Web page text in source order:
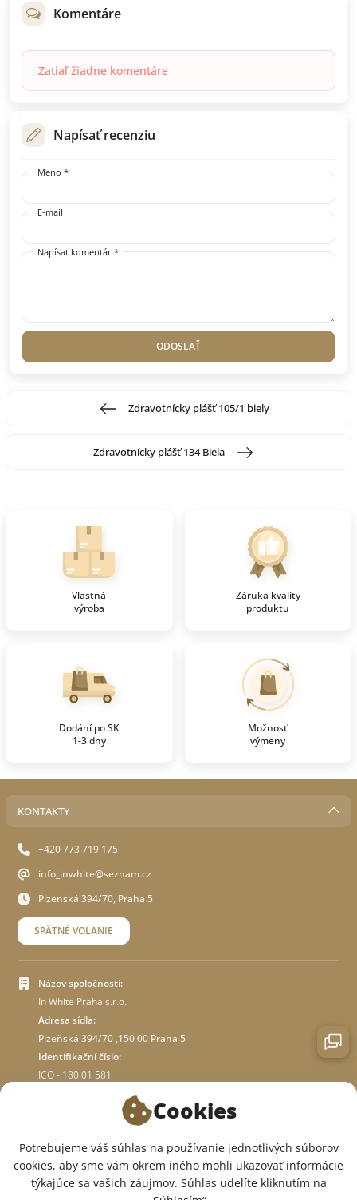
Komentáre
Zatiaľ žiadne komentáre
Napísať recenziu
Meno *
E-mail
Napísať komentár *
ODOSLAŤ
Zdravotnícky plášť 105/1 biely
Zdravotnícky plášť 134 Biela
Vlastná
výroba
Záruka kvality
produktu
Dodání po SK
1-3 dny
Možnosť
výmeny
KONTAKTY
+420 773 719 175
info_inwhite@seznam.cz
Plzenská 394/70, Praha 5
SPÄTNÉ VOLANIE
Názov spoločnosti:
In White Praha s.r.o.
Adresa sídla:
Plzeňská 394/70 ,150 00 Praha 5
Identifikační číslo:
ICO - 180 01 581
O OBCHODE
SME V SOCIÁLNYCH SIEŤACH:
Cookies
Potrebujeme váš súhlas na používanie jednotlivých súborov
cookies, aby sme vám okrem iného mohli ukazovať informácie
týkajúce sa vašich záujmov. Súhlas udelíte kliknutím na